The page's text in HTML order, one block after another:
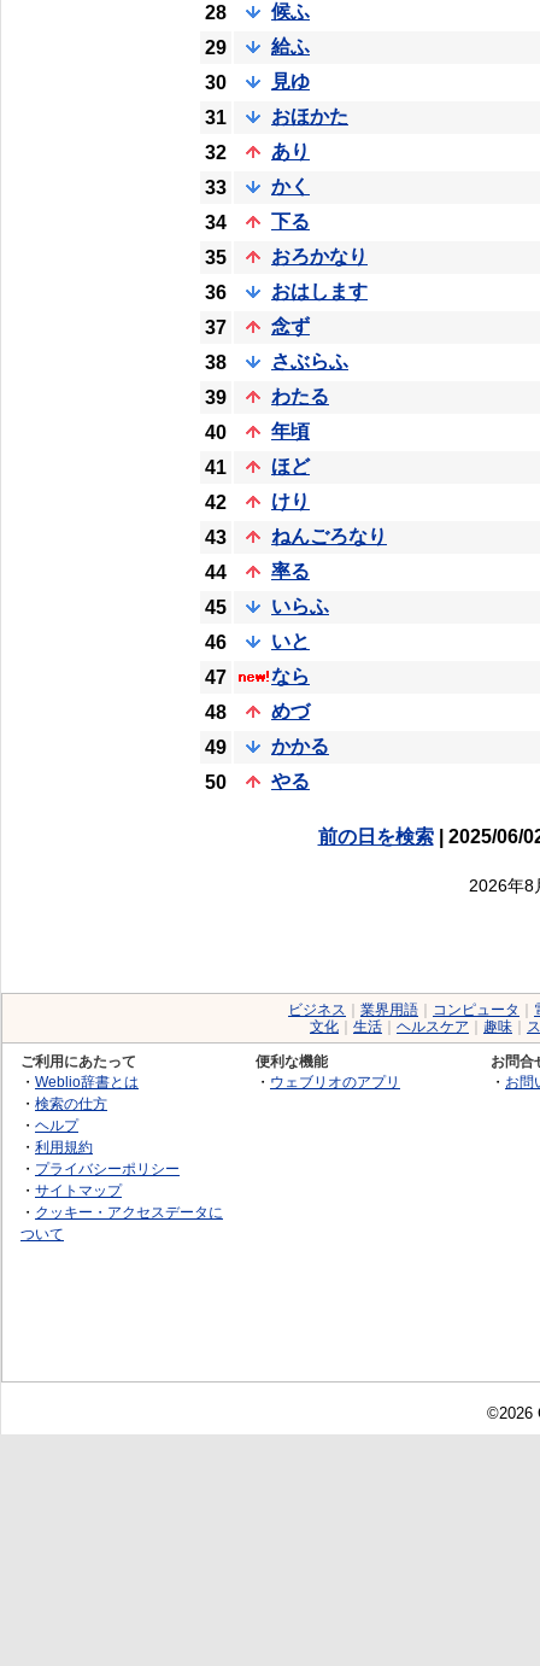
28
候ふ
29
給ふ
30
見ゆ
31
おほかた
32
あり
33
かく
34
下る
35
おろかなり
36
おはします
37
念ず
38
さぶらふ
39
わたる
40
年頃
41
ほど
42
けり
43
ねんごろなり
44
率る
45
いらふ
46
いと
47
なら
48
めづ
49
かかる
50
やる
前の日を検索| 2025/06/
2026年8
ビジネス 業界用語 コンピュータ
文化
生活 ヘルスケア 趣味
ご利用にあたって
・ Weblio辞書とは
・ 検索の仕方
・ ヘルプ
・ 利用規約
・ プライバシーポリシー
・ サイトマップ
・ クッキー・アクセスデータに
ついて
便利な機能
・ ウェブリオのアプリ
お問合
・ お問
©2026